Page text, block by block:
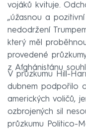
vojáků kvituje.
„úžasnou a
nedodržení
který měl
provedené
z Afghánistánu
V průzkumu Hill-
dubnem podpořilo
amerických voličů,
ozbrojených sil
průzkumu Politico-